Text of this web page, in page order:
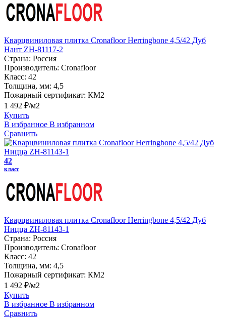
Кварцвиниловая плитка Cronafloor Herringbone 4,5/42 Дуб
Нант ZH-81117-2
Страна: Россия
Производитель: Cronafloor
Класс: 42
Толщина, мм: 4,5
Пожарный сертификат: КМ2
1 492 ₽/м2
Купить
В избранное В избранном
Сравнить
42
класс
Кварцвиниловая плитка Cronafloor Herringbone 4,5/42 Дуб
Ницца ZH-81143-1
Страна: Россия
Производитель: Cronafloor
Класс: 42
Толщина, мм: 4,5
Пожарный сертификат: КМ2
1 492 ₽/м2
Купить
В избранное В избранном
Сравнить